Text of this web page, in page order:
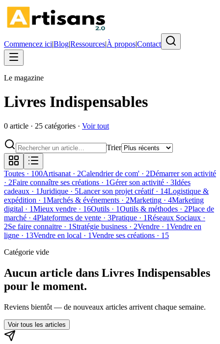
Commencez ici|Blog|Ressources|À propos|Contact
Le magazine
Livres Indispensables
0 article · 25 catégories · Voir tout
Trier
Toutes · 100Artisanat · 2Calendrier de com' · 2Démarrer son activité
· 2Faire connaître ses créations · 1Gérer son activité · 3Idées
cadeaux · 1Juridique · 5Lancer son projet créatif · 14Logistique &
expédition · 1Marchés & événements · 2Marketing · 4Marketing
digital · 1Mieux vendre · 16Outils · 1Outils & méthodes · 2Place de
marché · 4Plateformes de vente · 3Pratique · 1Réseaux Sociaux ·
2Se faire connaitre · 1 Stratégie business · 2Vendre · 1Vendre en
ligne · 13Vendre en local · 1Vendre ses créations · 15
Catégorie vide
Aucun article dans Livres Indispensables
pour le moment.
Reviens bientôt — de nouveaux articles arrivent chaque semaine.
Voir tous les articles